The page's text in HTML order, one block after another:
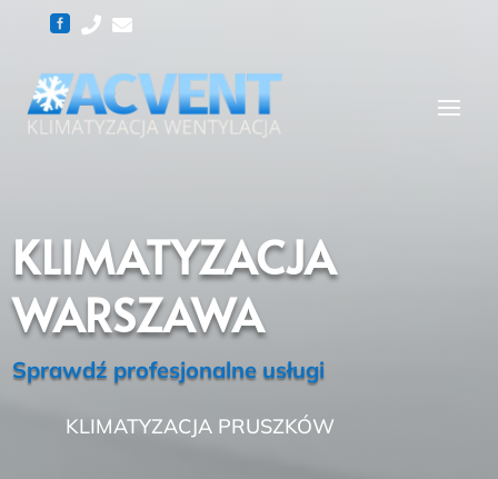
  
KLIMATYZACJA
WARSZAWA
Sprawdź profesjonalne usługi
KLIMATYZACJA PRUSZKÓW